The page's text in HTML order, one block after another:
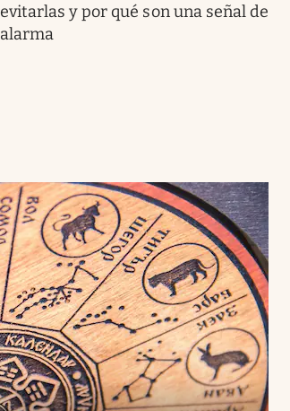
evitarlas y por qué son una señal de
alarma